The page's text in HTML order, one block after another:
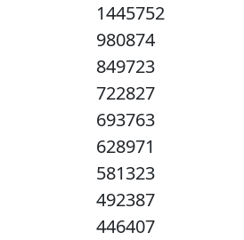
1445752
980874
849723
722827
693763
628971
581323
492387
446407